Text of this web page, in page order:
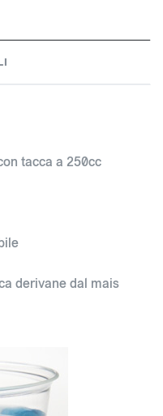
tacca a 250cc
derivane dal mais